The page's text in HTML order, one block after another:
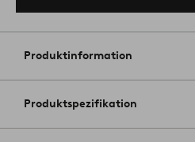
Produktinformation
Produktspezifikation